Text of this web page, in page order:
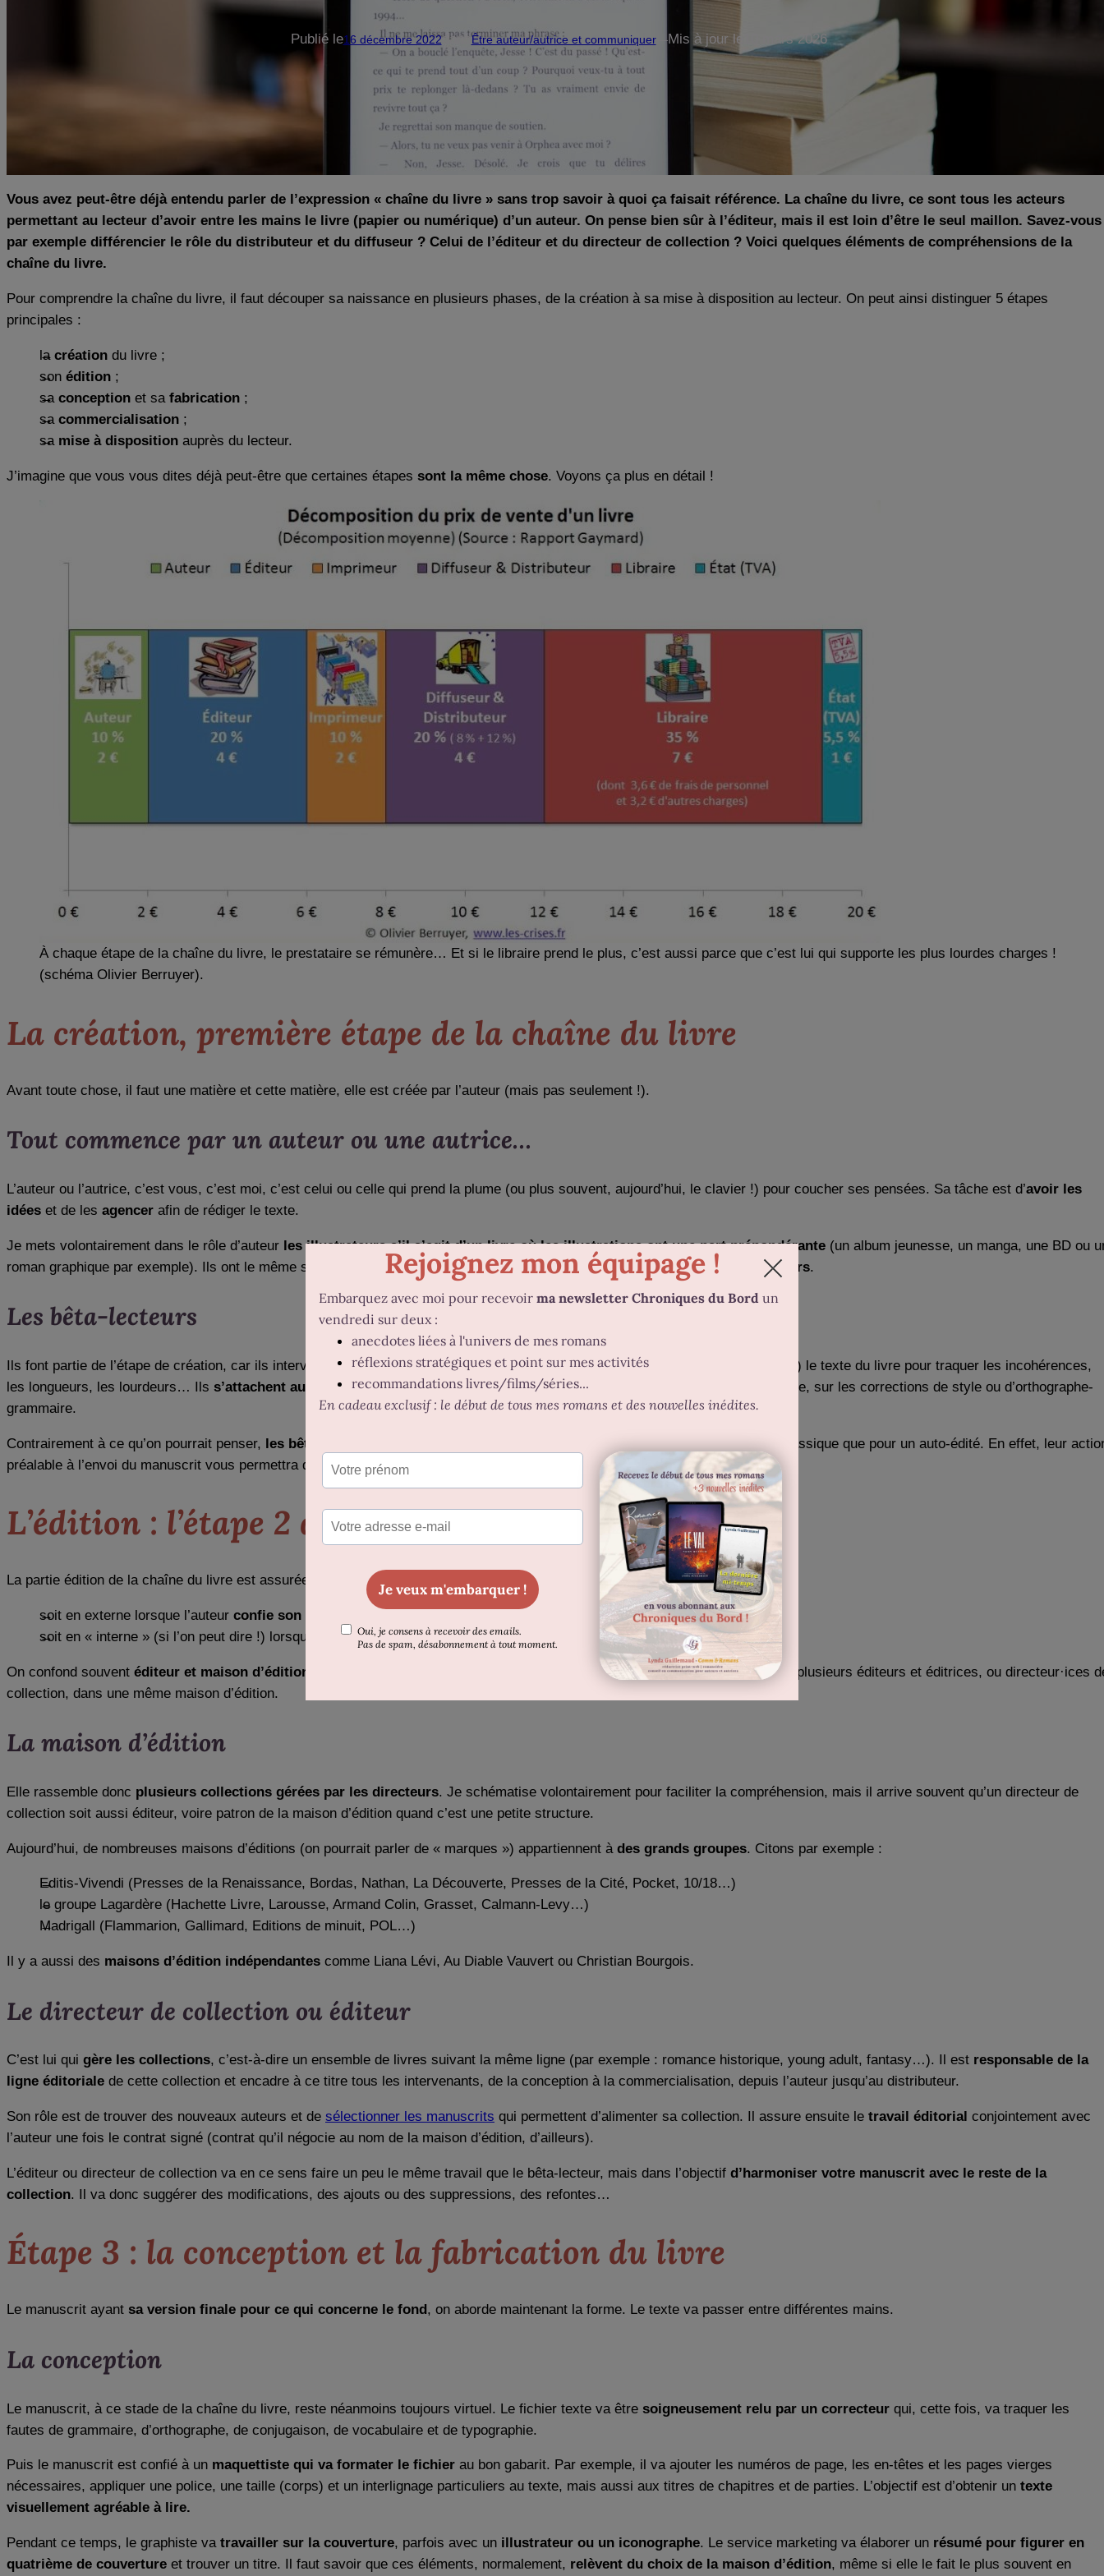
Publié le16 décembre 2022dansÊtre auteur/autrice et communiquer—Mis à jour le 10 mars 2026
Vous avez peut-être déjà entendu parler de l’expression « chaîne du livre » sans trop savoir à quoi ça faisait référence. La chaîne du livre, ce sont tous les acteurs
permettant au lecteur d’avoir entre les mains le livre (papier ou numérique) d’un auteur. On pense bien sûr à l’éditeur, mais il est loin d’être le seul maillon. Savez-vous
par exemple différencier le rôle du distributeur et du diffuseur ? Celui de l’éditeur et du directeur de collection ? Voici quelques éléments de compréhensions de la
chaîne du livre.
Pour comprendre la chaîne du livre, il faut découper sa naissance en plusieurs phases, de la création à sa mise à disposition au lecteur. On peut ainsi distinguer 5 étapes
principales :
la création du livre ;
son édition ;
sa conception et sa fabrication ;
sa commercialisation ;
sa mise à disposition auprès du lecteur.
J’imagine que vous vous dites déjà peut-être que certaines étapes sont la même chose. Voyons ça plus en détail !
À chaque étape de la chaîne du livre, le prestataire se rémunère… Et si le libraire prend le plus, c’est aussi parce que c’est lui qui supporte les plus lourdes charges !
(schéma Olivier Berruyer).
La création, première étape de la chaîne du livre
Avant toute chose, il faut une matière et cette matière, elle est créée par l’auteur (mais pas seulement !).
Tout commence par un auteur ou une autrice…
L’auteur ou l’autrice, c’est vous, c’est moi, c’est celui ou celle qui prend la plume (ou plus souvent, aujourd’hui, le clavier !) pour coucher ses pensées. Sa tâche est d’avoir les
idées et de les agencer afin de rédiger le texte.
Je mets volontairement dans le rôle d’auteur les illustrateurs s’il s’agit d’un livre où les illustrations ont une part prépondérante (un album jeunesse, un manga, une BD ou
roman graphique par exemple). Ils ont le même statut que les auteurs et, souvent, ils separtagent d’ailleurs les droits d’auteurs.
Les bêta-lecteurs
Ils font partie de l’étape de création, car ils interviennententre la V0 et la Vx du manuscrit . Leur mission : lire (et parfois relire !) le texte du livre pour traquer les incohérences,
les longueurs, les lourdeurs… Ils s’attachent au fond plus qu’à la formedans le sens où ils ne vont pas s’attarder, à cette étape, sur les corrections de style ou d’orthographe-
grammaire.
Contrairement à ce qu’on pourrait penser, les bêta-lecteurs sont aussi utiles pour un auteur édité
par une maison d’édition classique que pour un auto-édité. En effet, leur
préalable à l’envoi du manuscrit vous permettra de
présenter une version beaucoup plus aboutie et limitera le travail éditorial.
L’édition : l’étape 2 de la chaîne
La partie édition de la chaîne du livre est assurée :
soit en externe lorsque l’auteur confie son manuscrit à une maison d’édition
soit en « interne » (si l’on peut dire !) lorsque l’auteur choisitl’auto-édition.
On confond souvent éditeur et maison d’édition
, mais leurs rôles sont légèrement différents. Il peut y avoir (et il y a souvent !) plusieurs éditeurs et éditrices, ou directeur·ices
collection, dans une même maison d’édition.
La maison d’édition
Elle rassemble donc plusieurs collections gérées par les directeurs. Je schématise volontairement pour faciliter la compréhension, mais il arrive souvent qu’un directeur de
collection soit aussi éditeur, voire patron de la maison d’édition quand c’est une petite structure.
Aujourd’hui, de nombreuses maisons d’éditions (on pourrait parler de « marques ») appartiennent à des grands groupes. Citons par exemple :
Editis-Vivendi (Presses de la Renaissance, Bordas, Nathan, La Découverte, Presses de la Cité, Pocket, 10/18…)
le groupe Lagardère (Hachette Livre, Larousse, Armand Colin, Grasset, Calmann-Levy…)
Madrigall (Flammarion, Gallimard, Editions de minuit, POL…)
Il y a aussi des maisons d’édition indépendantes comme Liana Lévi, Au Diable Vauvert ou Christian Bourgois.
Le directeur de collection ou éditeur
C’est lui qui gère les collections, c’est-à-dire un ensemble de livres suivant la même ligne (par exemple : romance historique, young adult, fantasy…). Il est responsable de la
ligne éditoriale de cette collection et encadre à ce titre tous les intervenants, de la conception à la commercialisation, depuis l’auteur jusqu’au distributeur.
Son rôle est de trouver des nouveaux auteurs et de sélectionner les manuscrits qui permettent d’alimenter sa collection. Il assure ensuite le travail éditorial conjointement avec
l’auteur une fois le contrat signé (contrat qu’il négocie au nom de la maison d’édition, d’ailleurs).
L’éditeur ou directeur de collection va en ce sens faire un peu le même travail que le bêta-lecteur, mais dans l’objectif d’harmoniser votre manuscrit avec le reste de la
collection. Il va donc suggérer des modifications, des ajouts ou des suppressions, des refontes…
Étape 3 : la conception et la fabrication du livre
Le manuscrit ayant sa version finale pour ce qui concerne le fond , on aborde maintenant la forme. Le texte va passer entre différentes mains.
La conception
Le manuscrit, à ce stade de la chaîne du livre, reste néanmoins toujours virtuel. Le fichier texte va être soigneusement relu par un correcteur qui, cette fois, va traquer les
fautes de grammaire, d’orthographe, de conjugaison, de vocabulaire et de typographie.
Puis le manuscrit est confié à un maquettiste qui va formater le fichier au bon gabarit. Par exemple, il va ajouter les numéros de page, les en-têtes et les pages vierges
nécessaires, appliquer une police, une taille (corps) et un interlignage particuliers au texte, mais aussi aux titres de chapitres et de parties. L’objectif est d’obtenir un texte
visuellement agréable à lire.
Pendant ce temps, le graphiste va travailler sur la couverture, parfois avec un illustrateur ou un iconographe. Le service marketing va élaborer un résumé pour figurer en
quatrième de couverture et trouver un titre. Il faut savoir que ces éléments, normalement, relèvent du choix de la maison d’édition, même si elle le fait le plus souvent en